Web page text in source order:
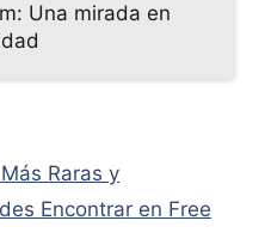
Una mirada en
Raras y
Encontrar en Free